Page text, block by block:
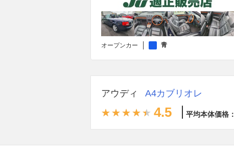
オープンカー 青
アウディ A4カブリオレ
4.5 平均本体価格：